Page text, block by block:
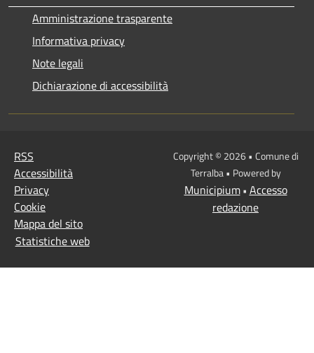
Amministrazione trasparente
Informativa privacy
Note legali
Dichiarazione di accessibilità
RSS
Accessibilità
Privacy
Cookie
Mappa del sito
Statistiche web
Copyright © 2026 • Comune di
Terralba • Powered by
Municipium• Accesso
redazione